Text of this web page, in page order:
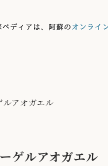
ルアオガエル
ゲルアオガエル